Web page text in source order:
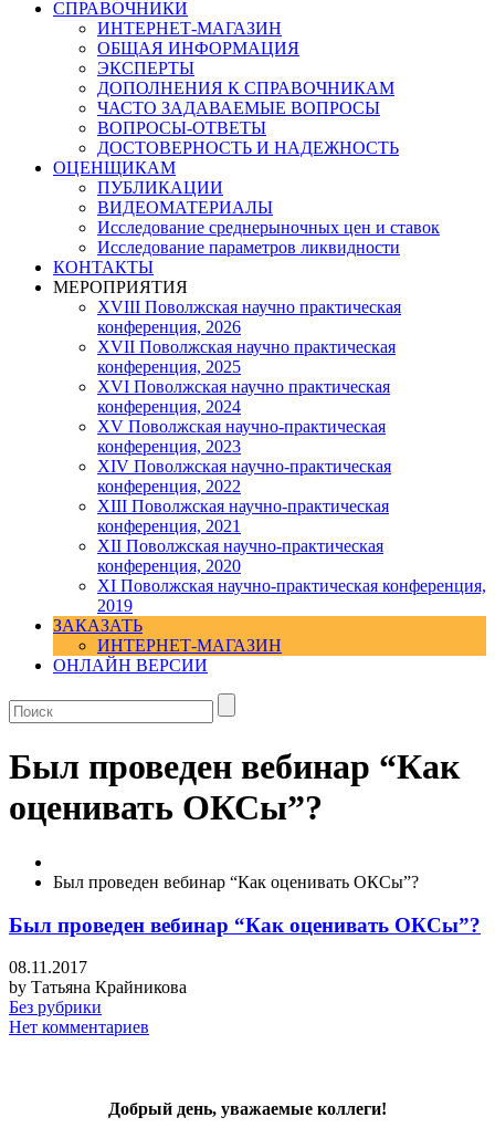
СПРАВОЧНИКИ
ИНТЕРНЕТ-МАГАЗИН
ОБЩАЯ ИНФОРМАЦИЯ
ЭКСПЕРТЫ
ДОПОЛНЕНИЯ К СПРАВОЧНИКАМ
ЧАСТО ЗАДАВАЕМЫЕ ВОПРОСЫ
ВОПРОСЫ-ОТВЕТЫ
ДОСТОВЕРНОСТЬ И НАДЕЖНОСТЬ
ОЦЕНЩИКАМ
ПУБЛИКАЦИИ
ВИДЕОМАТЕРИАЛЫ
Исследование среднерыночных цен и ставок
Исследование параметров ликвидности
КОНТАКТЫ
МЕРОПРИЯТИЯ
XVIII Поволжская научно практическая
конференция, 2026
XVII Поволжская научно практическая
конференция, 2025
XVI Поволжская научно практическая
конференция, 2024
ХV Поволжская научно-практическая
конференция, 2023
ХIV Поволжская научно-практическая
конференция, 2022
ХIII Поволжская научно-практическая
конференция, 2021
ХII Поволжская научно-практическая
конференция, 2020
XI Поволжская научно-практическая конференция,
2019
ЗАКАЗАТЬ
ИНТЕРНЕТ-МАГАЗИН
ОНЛАЙН ВЕРСИИ
Был проведен вебинар “Как
оценивать ОКСы”?
Был проведен вебинар “Как оценивать ОКСы”?
Был проведен вебинар “Как оценивать ОКСы”?
08.11.2017
by Татьяна Крайникова
Без рубрики
Нет комментариев
Добрый день, уважаемые коллеги!